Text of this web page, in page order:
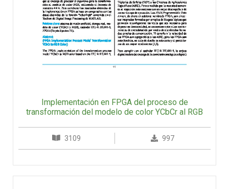
Implementación en FPGA del proceso de
transformación del modelo de color YCbCr al RGB
3109 997